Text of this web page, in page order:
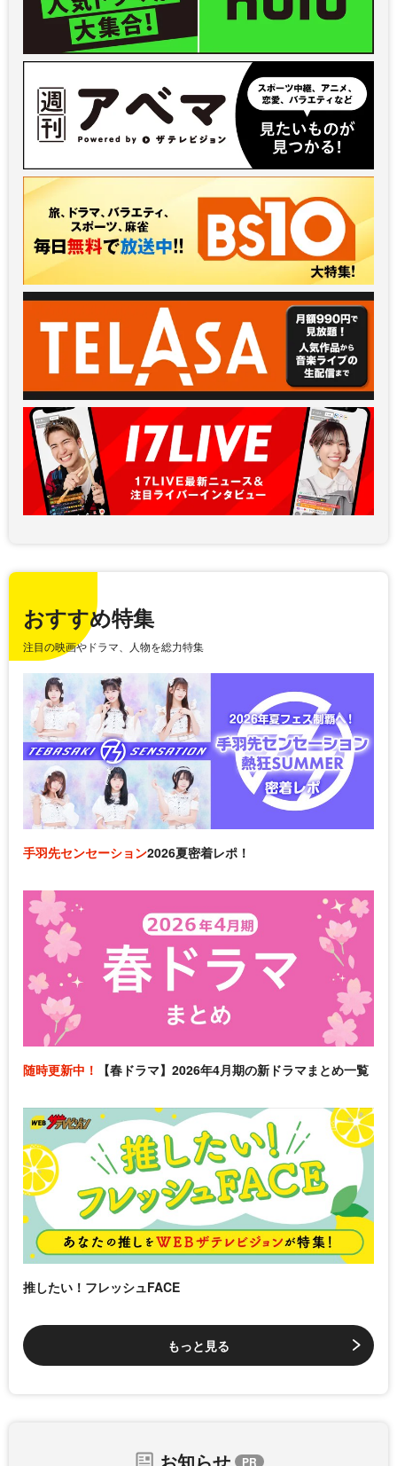
おすすめ特集
注目の映画やドラマ、人物を総力特集
手羽先センセーション2026夏密着レポ！
随時更新中！ 【春ドラマ】2026年4月期の新ドラマまとめ一覧
推したい！フレッシュFACE
もっと見る